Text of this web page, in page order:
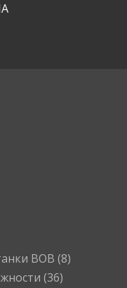
ВОВ (8)
(36)